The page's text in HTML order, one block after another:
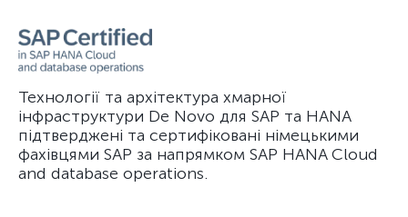
Технології та архітектура хмарної
інфраструктури De Novo для SAP та HANA
підтверджені та сертифіковані німецькими
фахівцями SAP за напрямком SAP HANA Cloud
and database operations.